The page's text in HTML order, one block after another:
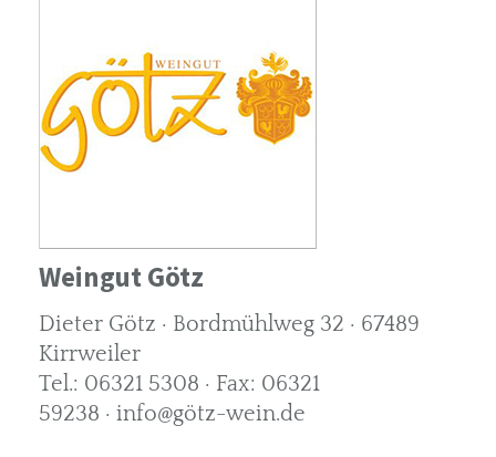
Weingut Götz
Dieter Götz · Bordmühlweg 32 · 67489
Kirrweiler
Tel.: 06321 5308 · Fax: 06321
59238 · info@götz-wein.de